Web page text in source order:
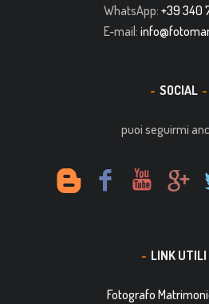
WhatsApp: +39 340
E-mail:
SOCIAL
puoi seguirmi
LINK UTILI
Fotografo